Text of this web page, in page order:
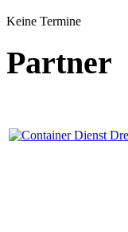
Keine Termine
Partner